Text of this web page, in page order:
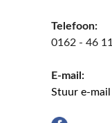
Telefoon:
0162 - 46
E-mail:
Stuur e-mail